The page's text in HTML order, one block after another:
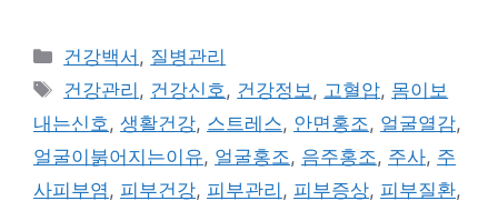
카
테
리
건강백서 , 질병관리
태
그
건강관리 , 건강신호, 건강정보, 고혈압, 몸이보
내는신호, 생활건강, 스트레스, 안면홍조, 얼굴열감,
얼굴이붉어지는이유, 얼굴홍조, 음주홍조, 주사, 주
사피부염, 피부건강, 피부관리 , 피부증상, 피부질환,